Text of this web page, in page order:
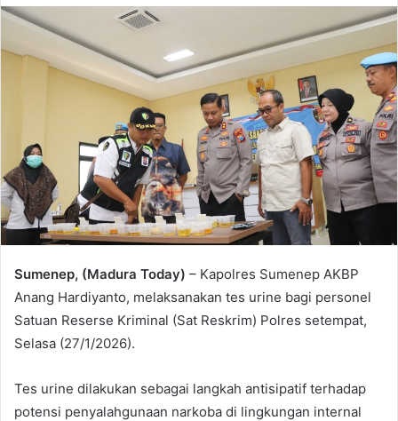
a
n
m
a
i
l
Sumenep, (Madura Today) – Kapolres Sumenep AKBP
Anang Hardiyanto, melaksanakan tes urine bagi personel
Satuan Reserse Kriminal (Sat Reskrim) Polres setempat,
Selasa (27/1/2026).
Tes urine dilakukan sebagai langkah antisipatif terhadap
potensi penyalahgunaan narkoba di lingkungan internal